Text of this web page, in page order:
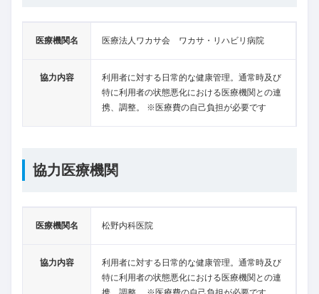
医療機関名 医療法人ワカサ会 ワカサ・リハビリ病院
協力内容
利用者に対する日常的な健康管理。通常時及び
特に利用者の状態悪化における医療機関との連
携、調整。 ※医療費の自己負担が必要です
協力医療機関
医療機関名 松野内科医院
協力内容
利用者に対する日常的な健康管理。通常時及び
特に利用者の状態悪化における医療機関との連